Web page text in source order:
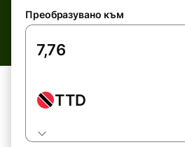
Преобразувано към
TTD